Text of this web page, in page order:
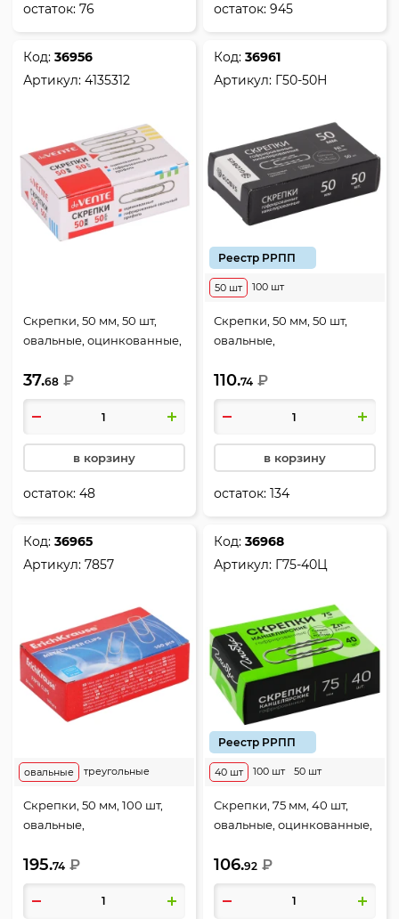
остаток:76 остаток:945
Код:36956
Артикул:4135312
Скрепки, 50 мм, 50 шт,
овальные, оцинкованные,
серебро, картонная
коробка, deVENTE, 4135312
37.68 ₽
в корзину
остаток:48
Код:36961
Артикул: Г50-50Н
Реестр РРПП
100 шт
50 шт
Скрепки, 50 мм, 50 шт,
овальные,
гофрированные, цвет
серебро, картонная
коробка, Globus, Г50-50Н
110.74 ₽
в корзину
остаток:134
Код:36965
Артикул:7857
треугольные
овальные
Скрепки, 50 мм, 100 шт,
овальные,
серебро, картонная
коробка, Erich Krause,
7857
195.74 ₽
Код:36968
Артикул: Г75-40Ц
Реестр РРПП
100 шт
40 шт 50 шт
Скрепки, 75 мм, 40 шт,
овальные, оцинкованные,
серебро, картонная
коробка, Globus, Г75-40Ц
106.92 ₽